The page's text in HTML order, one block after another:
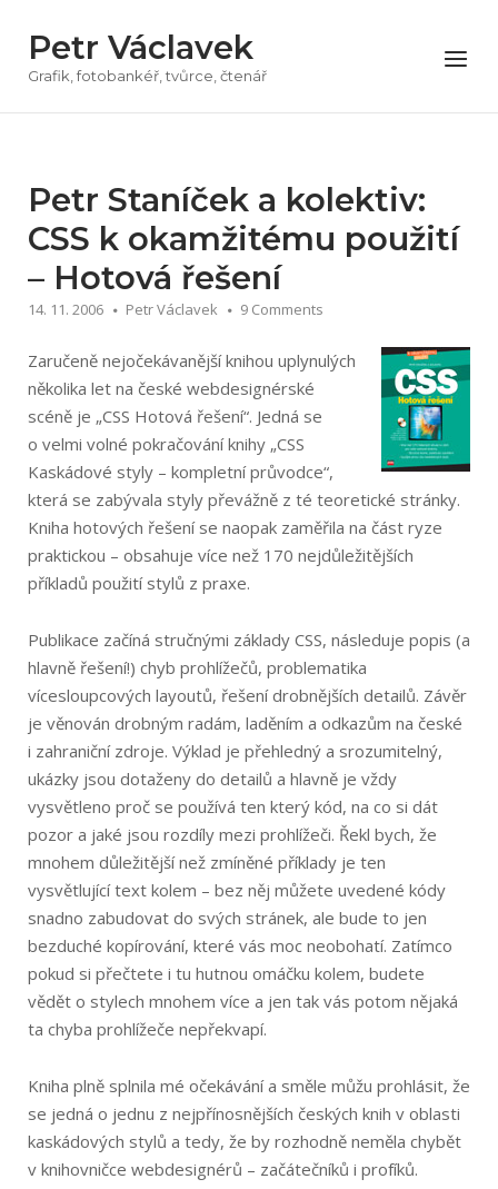
obsah
Petr Václavek
Grafik, fotobankéř, tvůrce, čtenář
Menu
Petr Staníček a kolektiv:
CSS k okamžitému použití
– Hotová řešení
14. 11. 2006 Petr Václavek 9 Comments
Zaručeně nejočekávanější knihou uplynulých
několika let na české webdesignérské
scéně je „CSS Hotová řešení“. Jedná se
o velmi volné pokračování knihy „CSS
Kaskádové styly – kompletní průvodce“,
která se zabývala styly převážně z té teoretické stránky.
Kniha hotových řešení se naopak zaměřila na část ryze
praktickou – obsahuje více než 170 nejdůleži­tějších
příkladů použití stylů z praxe.
Publikace začíná stručnými základy CSS, následuje popis (a
hlavně řešení!) chyb prohlížečů, problematika
vícesloupcových layoutů, řešení drobnějších detailů. Závěr
je věnován drobným radám, laděním a odkazům na české
i zahraniční zdroje. Výklad je přehledný a srozumitelný,
ukázky jsou dotaženy do detailů a hlavně je vždy
vysvětleno proč se používá ten který kód, na co si dát
pozor a jaké jsou rozdíly mezi prohlížeči. Řekl bych, že
mnohem důležitější než zmíněné příklady je ten
vysvětlující text kolem – bez něj můžete uvedené kódy
snadno zabudovat do svých stránek, ale bude to jen
bezduché kopírování, které vás moc neobohatí. Zatímco
pokud si přečtete i tu hutnou omáčku kolem, budete
vědět o stylech mnohem více a jen tak vás potom nějaká
ta chyba prohlížeče nepřekvapí.
Kniha plně splnila mé očekávání a směle můžu prohlásit, že
se jedná o jednu z nejpřínosnějších českých knih v oblasti
kaskádových stylů a tedy, že by rozhodně neměla chybět
v knihovničce webdesignérů – začátečníků i profíků.